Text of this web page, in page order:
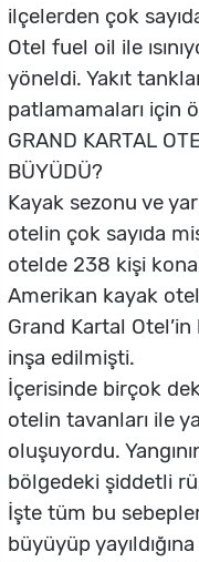
ilçelerden çok
Otel fuel oil ile
yöneldi. Yakıt
patlamamaları için
GRAND KARTAL
BÜYÜDÜ?
Kayak sezonu ve
otelin çok sayıda
otelde 238 kişi
Amerikan kayak
Grand Kartal
inşa edilmişti.
İçerisinde birçok
otelin tavanları ile
oluşuyordu.
bölgedeki şiddetli
İşte tüm bu
büyüyüp